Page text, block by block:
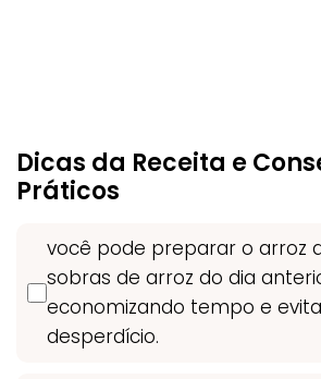
Dicas da Receita e
Práticos
você pode preparar o arroz
sobras de arroz do dia
economizando tempo e
desperdício.